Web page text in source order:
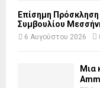
Επίσημη Πρόσκληση
Συμβουλίου
6 Αυγούστου 2026
Μια